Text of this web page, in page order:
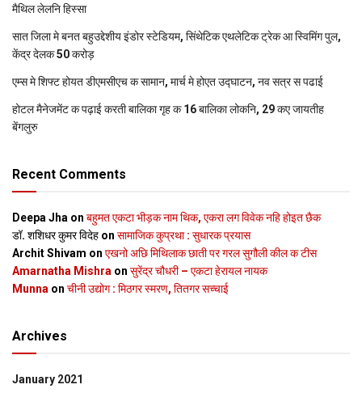
मैथिल लेलनि हिस्सा
सात जिला मे बनत बहुउद्देशीय इंडोर स्‍टेडि‍यम, सिंथेटिक एथलेटिक ट्रेक आ स्विमिंग पुल,
केंद्र देलक 50 करोड़
एम्स मे शिफ्ट होयत डीएमसीएच क सामान, मार्च मे होएत उद्घाटन, नव सत्र स पढाई
होटल मैनेजमेंट क पढ़ाई करती बालिका गृह क 16 बालिका लोकनि, 29 कए जायतीह
बेंगलुरु
Recent Comments
Deepa Jha on बहुमत एकटा भीड़क नाम थिक, एकरा लग विवेक नहि होइत छैक
डॉ. शशिधर कुमर विदेह on सामाजिक कुप्रथा : सुधारक प्रयास
Archit Shivam on एखनो अछि मिथिलाक छाती पर गरल सुगौली कील क टीस
Amarnatha Mishra on सुरेंद्र चौधरी – एकटा हेरायल नायक
Munna on चीनी उद्योग : मिठगर स्‍मरण, तितगर सच्‍चाई
Archives
January 2021